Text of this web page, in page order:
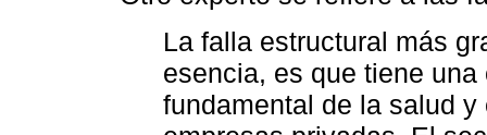
La falla estructural más
esencia, es que tiene
fundamental de la salud